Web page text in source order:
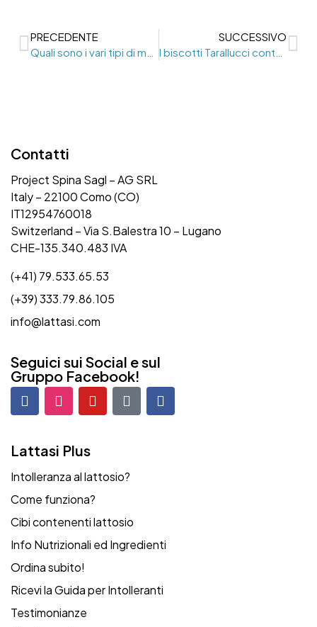
PRECEDENTE
SUCCESSIVO
Contatti
Project Spina Sagl – AG SRL
Italy – 22100 Como (CO)
IT12954760018
Switzerland – Via S.Balestra 10 – Lugano
CHE-135.340.483 IVA
(+41) 79.533.65.53
(+39) 333.79.86.105
info@lattasi.com
Seguici sui Social e sul
Gruppo Facebook!
Lattasi Plus
Intolleranza al lattosio?
Come funziona?
Cibi contenenti lattosio
Info Nutrizionali ed Ingredienti
Ordina subito!
Ricevi la Guida per Intolleranti
Testimonianze